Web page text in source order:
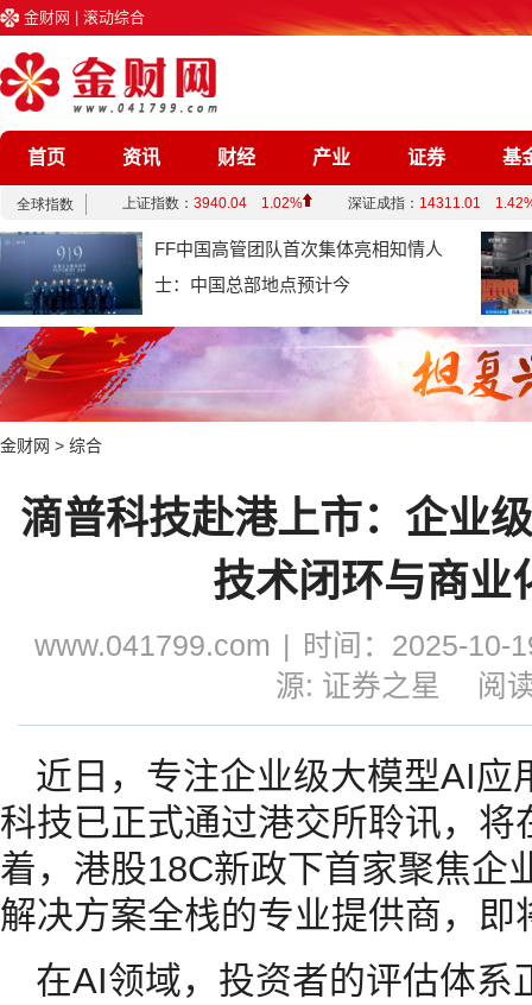
金财网 滚动综合
首页 资讯 财经 产业 证券 基
企业 文化 娱乐
综合
FF中国高管团队首次集体亮相知情人
士：中国总部地点预计今
金财网 > 综合
滴普科技赴港上市：企业
技术闭环与商业
www.041799.com
时间：2025-10-
源: 证券之星
阅
近日，专注企业级大模型AI
科技已正式通过港交所聆讯，
着，港股18C新政下首家聚焦企
解决方案全栈的专业提供商，
在AI领域，投资者的评估体系